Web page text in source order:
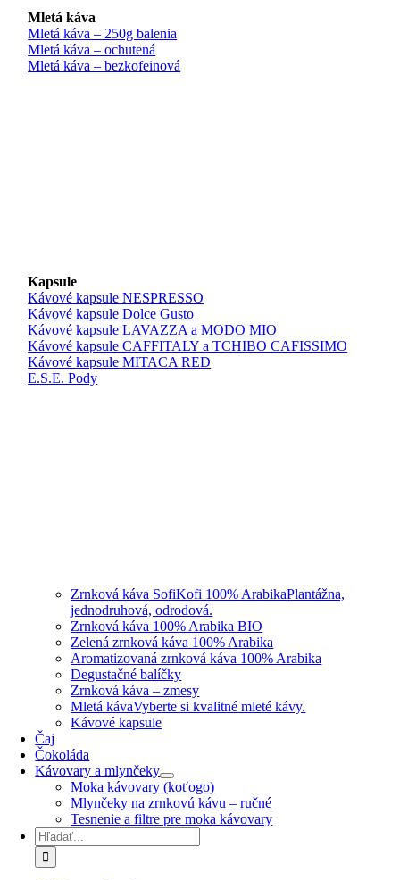
Mletá káva
Mletá káva – 250g balenia
Mletá káva – ochutená
Mletá káva – bezkofeinová
Kapsule
Kávové kapsule NESPRESSO
Kávové kapsule Dolce Gusto
Kávové kapsule LAVAZZA a MODO MIO
Kávové kapsule CAFFITALY a TCHIBO CAFISSIMO
Kávové kapsule MITACA RED
E.S.E. Pody
Zrnková káva SofiKofi 100% ArabikaPlantážna,
jednodruhová, odrodová.
Zrnková káva 100% Arabika BIO
Zelená zrnková káva 100% Arabika
Aromatizovaná zrnková káva 100% Arabika
Degustačné balíčky
Zrnková káva – zmesy
Mletá kávaVyberte si kvalitné mleté kávy.
Kávové kapsule
Čaj
Čokoláda
Kávovary a mlynčeky
Moka kávovary (koťogo)
Mlynčeky na zrnkovú kávu – ručné
Tesnenie a filtre pre moka kávovary
Hľadať: